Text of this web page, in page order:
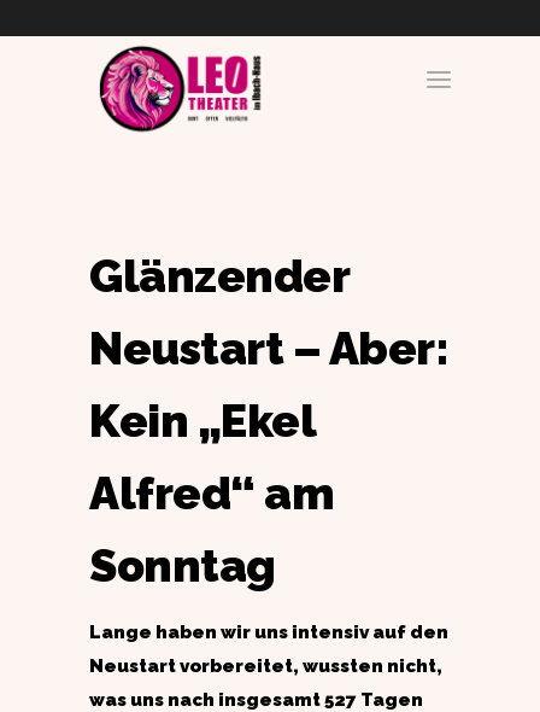
Glänzender
Neustart – Aber:
Kein „Ekel
Alfred“ am
Sonntag
Lange haben wir uns intensiv auf den
Neustart vorbereitet, wussten nicht,
was uns nach insgesamt 527 Tagen